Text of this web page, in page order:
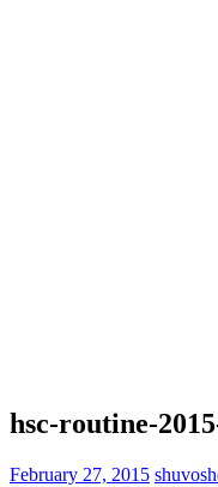
hsc-routine-
February 27, 2015